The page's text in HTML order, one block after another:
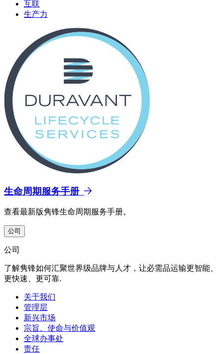
互联
生产力
生命周期服务手册
查看最新版隽锋生命周期服务手册。
公司
公司
了解隽锋如何汇聚世界级品牌与人才，让必需品运输更智能、
更快速、更可靠.
关于我们
管理层
新兴市场
宗旨、使命与价值观
全球办事处
责任